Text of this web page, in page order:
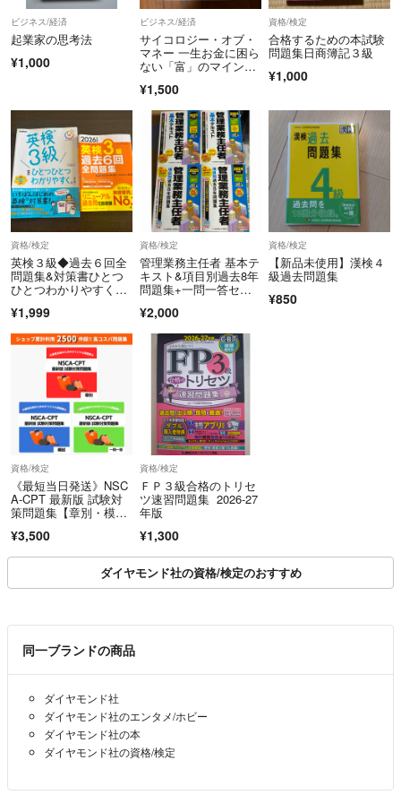
ビジネス/経済
起業家の思考法
¥1,000
ビジネス/経済
サイコロジー・オブ・
マネー 一生お金に困ら
ない「富」のマインド
セル
¥1,500
資格/検定
合格するための本試験
問題集日商簿記３級
¥1,000
資格/検定
英検３級◆過去６回全
問題集&対策書ひとつ
ひとつわかりやすく◆
¥1,999
資格/検定
管理業務主任者 基本テ
キスト&項目別過去8年
問題集+一問一答セレ
2025年度版
¥2,000
資格/検定
【新品未使用】漢検４
級過去問題集
¥850
資格/検定
《最短当日発送》NSC
A-CPT 最新版 試験対
策問題集【章別・模
¥3,500
資格/検定
ＦＰ３級合格のトリセ
ツ速習問題集 2026-27
年版
¥1,300
ダイヤモンド社の資格/検定のおすすめ
同一ブランドの商品
ダイヤモンド社
ダイヤモンド社のエンタメ/ホビー
ダイヤモンド社の本
ダイヤモンド社の資格/検定